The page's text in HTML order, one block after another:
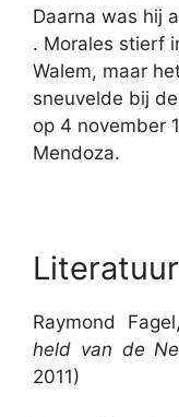
Daarna was hij
. Morales stierf
Walem, maar
sneuvelde bij
op 4 november
Mendoza.
Literatuur
Raymond
held van de
2011)